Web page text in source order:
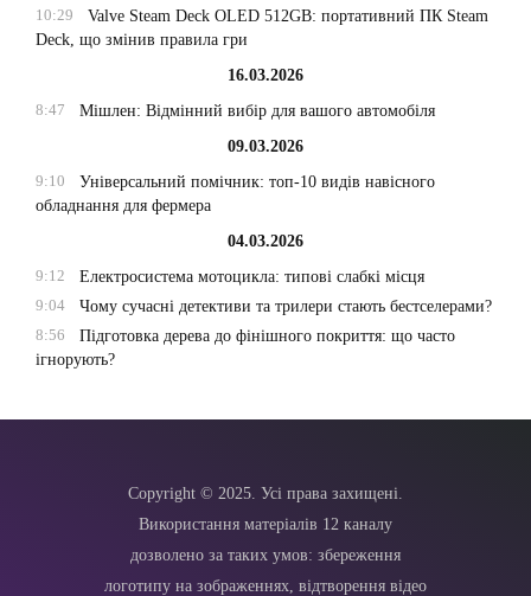
10:29
Valve Steam Deck OLED 512GB: портативний ПК Steam
Deck, що змінив правила гри
16.03.2026
8:47
Мішлен: Відмінний вибір для вашого автомобіля
09.03.2026
9:10
Універсальний помічник: топ-10 видів навісного
обладнання для фермера
04.03.2026
9:12
Електросистема мотоцикла: типові слабкі місця
9:04
Чому сучасні детективи та трилери стають бестселерами?
8:56
Підготовка дерева до фінішного покриття: що часто
ігнорують?
Copyright © 2025. Усі права захищені.
Використання матеріалів 12 каналу
дозволено за таких умов: збереження
логотипу на зображеннях, відтворення відео